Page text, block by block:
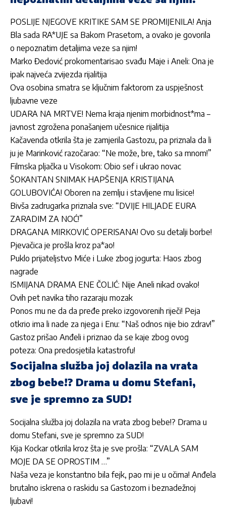
POSLIJE NJEGOVE KRITIKE SAM SE PROMIJENILA! Anja
Bla sada RA*UJE sa Bakom Prasetom, a ovako je govorila
o nepoznatim detaljima veze sa njim!
Marko Đedović prokomentarisao svađu Maje i Aneli: Ona je
ipak najveća zvijezda rijalitija
Ova osobina smatra se ključnim faktorom za uspješnost
ljubavne veze
UDARA NA MRTVE! Nema kraja njenim morbidnost*ma –
javnost zgrožena ponašanjem učesnice rijalitija
Kačavenda otkrila šta je zamjerila Gastozu, pa priznala da li
ju je Marinković razočarao: “Ne može, bre, tako sa mnom!”
Filmska pljačka u Visokom: Obio sef i ukrao novac
ŠOKANTAN SNIMAK HAPŠENJA KRISTIJANA
GOLUBOVIĆA! Oboren na zemlju i stavljene mu lisice!
Bivša zadrugarka priznala sve: “DVIJE HILJADE EURA
ZARADIM ZA NOĆ!”
DRAGANA MIRKOVIĆ OPERISANA! Ovo su detalji borbe!
Pjevačica je prošla kroz pa*ao!
Puklo prijateljstvo Miće i Luke zbog jogurta: Haos zbog
nagrade
ISMIJANA DRAMA ENE ČOLIĆ: Nije Aneli nikad ovako!
Ovih pet navika tiho razaraju mozak
Ponos mu ne da da pređe preko izgovorenih riječi! Peja
otkrio ima li nade za njega i Enu: “Naš odnos nije bio zdrav!”
Gastoz prišao Anđeli i priznao da se kaje zbog ovog
poteza: Ona predosjetila katastrofu!
Socijalna služba joj dolazila na vrata
zbog bebe!? Drama u domu Stefani,
sve je spremno za SUD!
Socijalna služba joj dolazila na vrata zbog bebe!? Drama u
domu Stefani, sve je spremno za SUD!
Kija Kockar otkrila kroz šta je sve prošla: “ZVALA SAM
MOJE DA SE OPROSTIM …”
Naša veza je konstantno bila fejk, pao mi je u očima! Anđela
brutalno iskrena o raskidu sa Gastozom i beznadežnoj
ljubavi!